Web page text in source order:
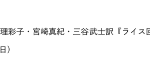
彩子・宮崎真紀・三谷武士訳『ライ
）